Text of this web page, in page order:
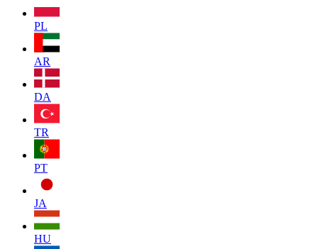
PL
AR
DA
TR
PT
JA
HU